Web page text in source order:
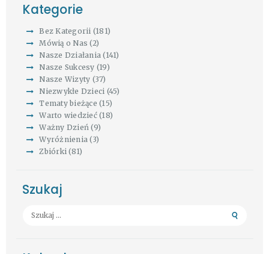
Kategorie
Bez Kategorii (181)
Mówią o Nas (2)
Nasze Działania (141)
Nasze Sukcesy (19)
Nasze Wizyty (37)
Niezwykłe Dzieci (45)
Tematy bieżące (15)
Warto wiedzieć(18)
Ważny Dzień (9)
Wyróżnienia (3)
Zbiórki (81)
Szukaj
Szukaj: